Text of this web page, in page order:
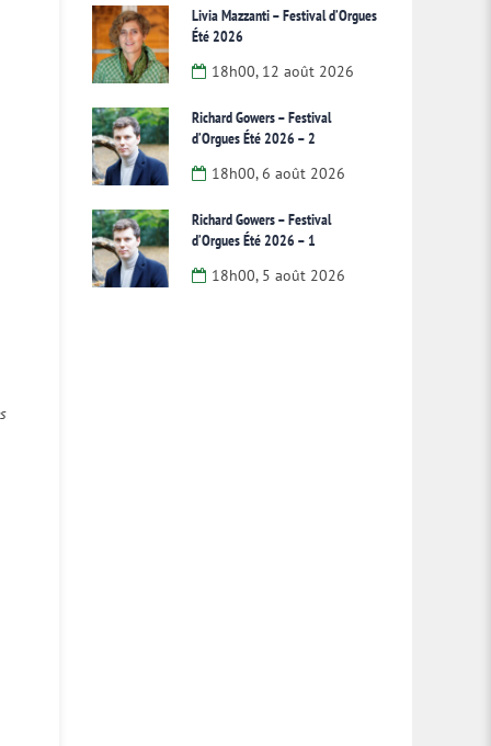
Livia Mazzanti – Festival d’Orgues
Été 2026
18h00, 12 août 2026
Richard Gowers – Festival
d’Orgues Été 2026 – 2
18h00, 6 août 2026
Richard Gowers – Festival
d’Orgues Été 2026 – 1
18h00, 5 août 2026